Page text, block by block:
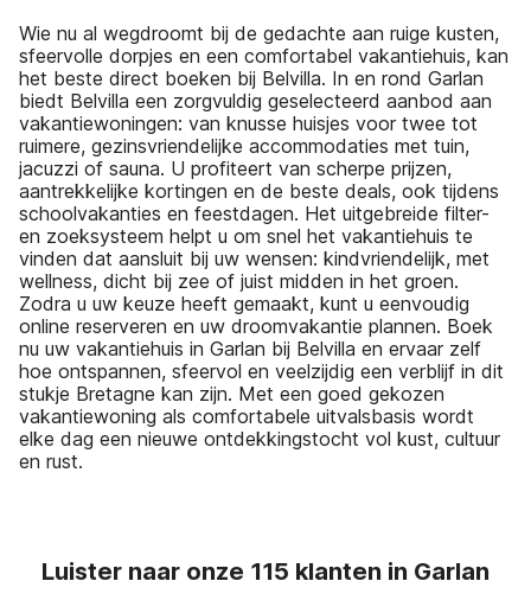
Wie nu al wegdroomt bij de gedachte aan ruige kusten,
sfeervolle dorpjes en een comfortabel vakantiehuis, kan
het beste direct boeken bij Belvilla. In en rond Garlan
biedt Belvilla een zorgvuldig geselecteerd aanbod aan
vakantiewoningen: van knusse huisjes voor twee tot
ruimere, gezinsvriendelijke accommodaties met tuin,
jacuzzi of sauna. U profiteert van scherpe prijzen,
aantrekkelijke kortingen en de beste deals, ook tijdens
schoolvakanties en feestdagen. Het uitgebreide filter-
en zoeksysteem helpt u om snel het vakantiehuis te
vinden dat aansluit bij uw wensen: kindvriendelijk, met
wellness, dicht bij zee of juist midden in het groen.
Zodra u uw keuze heeft gemaakt, kunt u eenvoudig
online reserveren en uw droomvakantie plannen. Boek
nu uw vakantiehuis in Garlan bij Belvilla en ervaar zelf
hoe ontspannen, sfeervol en veelzijdig een verblijf in dit
stukje Bretagne kan zijn. Met een goed gekozen
vakantiewoning als comfortabele uitvalsbasis wordt
elke dag een nieuwe ontdekkingstocht vol kust, cultuur
en rust.
Luister naar onze 115 klanten in Garlan